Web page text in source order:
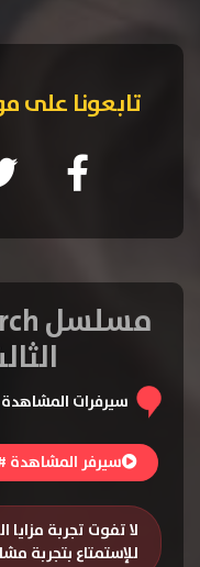
تابعونا على
سيرفرات المشاهدة
سيرفر المشاهدة
لا تفوت تجربة مزايا
للإستمتاع بتجربة